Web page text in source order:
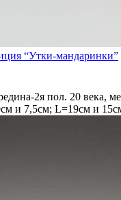
“Утки-мандаринки”
2я пол. 20 века,
и 7,5см; L=19см и